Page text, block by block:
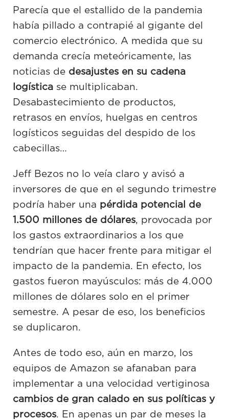
Parecía que el estallido de la pandemia
había pillado a contrapié al gigante del
comercio electrónico. A medida que su
demanda crecía meteóricamente, las
noticias de desajustes en su cadena
logística se multiplicaban.
Desabastecimiento de productos,
retrasos en envíos, huelgas en centros
logísticos seguidas del despido de los
cabecillas…
Jeff Bezos no lo veía claro y avisó a
inversores de que en el segundo trimestre
podría haber una pérdida potencial de
1.500 millones de dólares, provocada por
los gastos extraordinarios a los que
tendrían que hacer frente para mitigar el
impacto de la pandemia. En efecto, los
gastos fueron mayúsculos: más de 4.000
millones de dólares solo en el primer
semestre. A pesar de eso, los beneficios
se duplicaron.
Antes de todo eso, aún en marzo, los
equipos de Amazon se afanaban para
implementar a una velocidad vertiginosa
cambios de gran calado en sus políticas y
procesos. En apenas un par de meses la